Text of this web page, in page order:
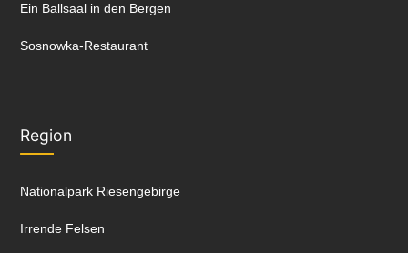
Ein Ballsaal in den Bergen
Sosnowka-Restaurant
Region
Nationalpark Riesengebirge
Irrende Felsen